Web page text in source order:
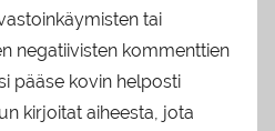
tai
negatiivisten kommenttien
pääse kovin helposti
kirjoitat aiheesta, jota